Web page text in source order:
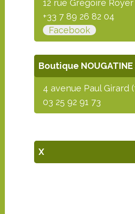
12 rue Grégoire Royer
+33 7 89 26 82 04
Facebook
Boutique
4 avenue Paul Girard
03 25 92 91 73
X